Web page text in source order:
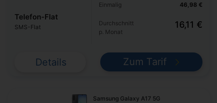
Telefon-Flat
SMS-Flat
Einmalig
46,98 €
Durchschnitt
p. Monat
16,11 €
Details Zum Tarif
Samsung Galaxy A17 5G